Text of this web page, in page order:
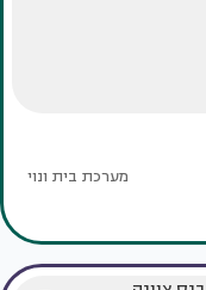
מערכת בית ונוי